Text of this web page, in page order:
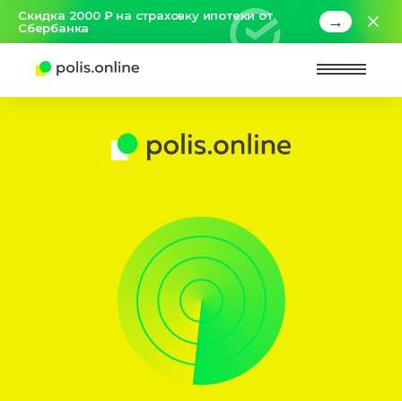
Скидка 2000 ₽ на страховку ипотеки от
Сбербанка
→